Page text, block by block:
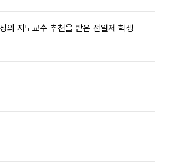
의 지도교수 추천을 받은 전일제 학생